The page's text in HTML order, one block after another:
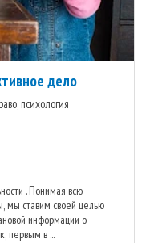
дело
психология
. Понимая всю
мы ставим своей целью
информации о
первым в ...